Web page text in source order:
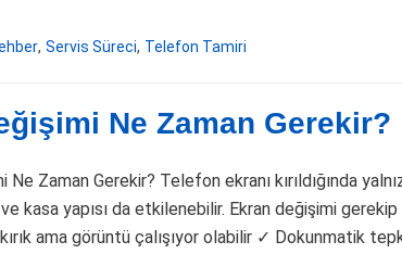
, Servis Süreci, Telefon Tamiri
Ne Zaman Gerekir?
Zaman Gerekir? Telefon ekranı kırıldığında
kasa yapısı da etkilenebilir. Ekran değişimi gerekip
ama görüntü çalışıyor olabilir ✓ Dokunmatik